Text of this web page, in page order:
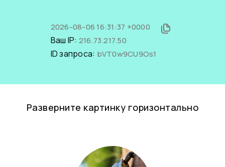
2026-08-06 16:31:37 +0000
Ваш IP: 216.73.217.50
ID запроса: bVT0w9CU9Os1
Разверните картинку горизонтально